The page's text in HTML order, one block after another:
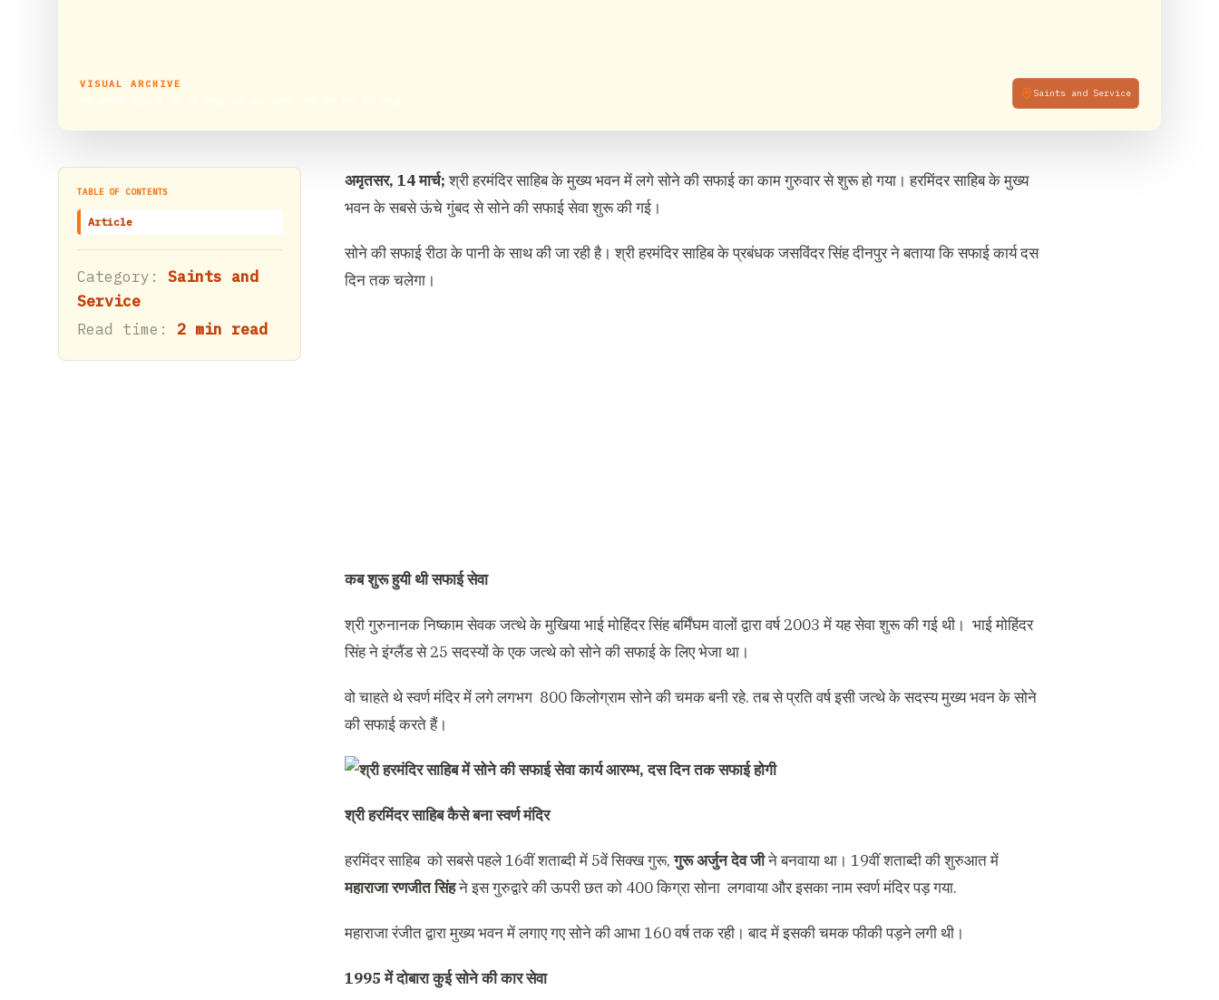
VISUAL ARCHIVE
Saints and Service
TABLE OF CONTENTS
Article
Category: Saints and
Service
Read time: 2 min read
अमृतसर, 14 मार्च;श्री हरमंदिर साहिब के मुख्य भवन में लगे सोने की सफाई का काम गुरुवार से शुरू हो गया। हरमिंदर साहिब के मुख्य
भवन के सबसे ऊंचे गुंबद से सोने की सफाई सेवा शुरू की गई।
सोने की सफाई रीठा के पानी के साथ की जा रही है। श्री हरमंदिर साहिब के प्रबंधक जसविंदर सिंह दीनपुर ने बताया कि सफाई कार्य दस
दिन तक चलेगा।
कब शुरू हुयी थी सफाई सेवा
श्री गुरुनानक निष्काम सेवक जत्थे के मुखिया भाई मोहिंदर सिंह बर्मिंघम वालों द्वारा वर्ष 2003 में यह सेवा शुरू की गई थी। भाई मोहिंदर
सिंह ने इंग्लैंड से 25 सदस्यों के एक जत्थे को सोने की सफाई के लिए भेजा था।
वो चाहते थे स्वर्ण मंदिर में लगे लगभग 800 किलोग्राम सोने की चमक बनी रहे. तब से प्रति वर्ष इसी जत्थे के सदस्य मुख्य भवन के सोने
की सफाई करते हैं।
श्री हरमिंदर साहिब कैसे बना स्वर्ण मंदिर
हरमिंदर साहिब को सबसे पहले 16वीं शताब्दी में 5वें सिक्ख गुरू,गुरू अर्जुन देव जीने बनवाया था। 19वीं शताब्दी की शुरुआत में
महाराजा रणजीत सिंहने इस गुरुद्वारे की ऊपरी छत को 400 किग्रा सोना लगवाया और इसका नाम स्वर्ण मंदिर पड़ गया.
महाराजा रंजीत द्वारा मुख्य भवन में लगाए गए सोने की आभा 160 वर्ष तक रही। बाद में इसकी चमक फीकी पड़ने लगी थी।
1995 में दोबारा कुई सोने की कार सेवा